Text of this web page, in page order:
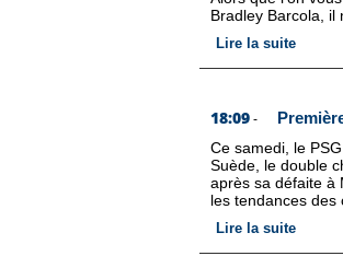
Bradley Barcola, il
Lire la suite
18:09 -
Ce samedi, le
Suède, le double
après sa défaite à
les tendances des
Lire la suite